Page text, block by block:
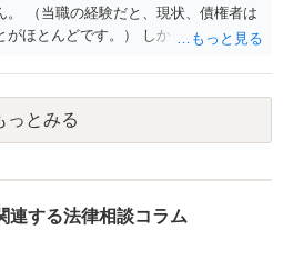
。 （当職の経験だと、現状、債権者は
がほとんどです。） しかしながら、一
困難ということであれば破産や個人再
す。 もっとも、無視をし続けたとして
りませんので、その点はご安心くださ
は、相談者様の現在の生活状況等によ
っとみる
連する法律相談コラム